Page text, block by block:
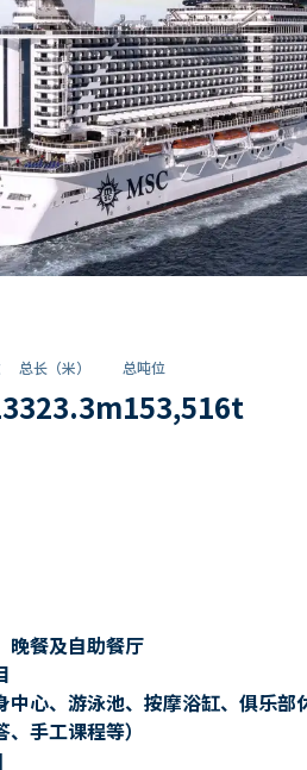
总长（米）
323.3m
总吨位
153,516t
晚餐及自助餐厅
心、游泳池、按摩浴缸、俱乐部
手工课程等）